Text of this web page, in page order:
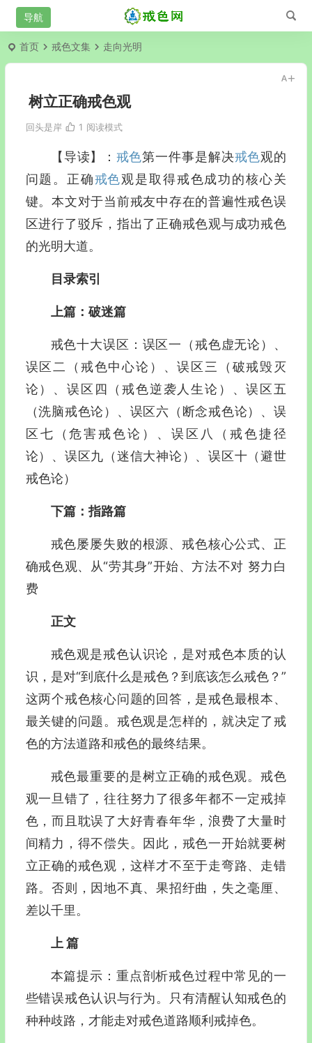
首页 戒色文集 走向光明
树立正确戒色观
回头是岸 1 阅读模式
【导读】：戒色第一件事是解决戒色观的
问题。正确戒色观是取得戒色成功的核心关
键。本文对于当前戒友中存在的普遍性戒色误
区进行了驳斥，指出了正确戒色观与成功戒色
的光明大道。
目录索引
上篇：破迷篇
戒色十大误区：误区一（戒色虚无论）、
误区二（戒色中心论）、误区三（破戒毁灭
论）、误区四（戒色逆袭人生论）、误区五
（洗脑戒色论）、误区六（断念戒色论）、误
区七（危害戒色论）、误区八（戒色捷径
论）、误区九（迷信大神论）、误区十（避世
戒色论）
下篇：指路篇
戒色屡屡失败的根源、戒色核心公式、正
确戒色观、从“劳其身”开始、方法不对 努力白
费
正文
戒色观是戒色认识论，是对戒色本质的认
识，是对“到底什么是戒色？到底该怎么戒色？”
这两个戒色核心问题的回答，是戒色最根本、
最关键的问题。戒色观是怎样的，就决定了戒
色的方法道路和戒色的最终结果。
戒色最重要的是树立正确的戒色观。戒色
观一旦错了，往往努力了很多年都不一定戒掉
色，而且耽误了大好青春年华，浪费了大量时
间精力，得不偿失。因此，戒色一开始就要树
立正确的戒色观，这样才不至于走弯路、走错
路。否则，因地不真、果招纡曲，失之毫厘、
差以千里。
上 篇
本篇提示：重点剖析戒色过程中常见的一
些错误戒色认识与行为。只有清醒认知戒色的
种种歧路，才能走对戒色道路顺利戒掉色。